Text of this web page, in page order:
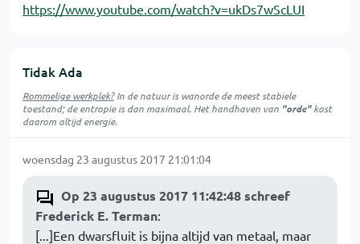
https://www.youtube.com/watch?v=ukDs7wScLUI
Tidak Ada
Rommelige werkplek?In de natuur iswanordede meest stabiele
toestand; de entropie is dan maximaal. Het handhaven van "orde"kost
daarom altijd energie.
woensdag 23 augustus 2017 21:01:04
Op 23 augustus 2017 11:42:48 schreef
Frederick E. Terman:
[...]Een dwarsfluit is bijna altijd van metaal, maar